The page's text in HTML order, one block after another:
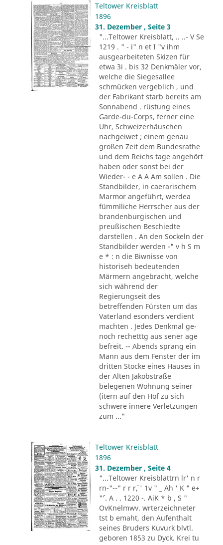
Teltower Kreisblatt
1896
31. Dezember , Seite 3
"...Teltower Kreisblatt, .. ..- V Se
1219 . " - i" n et I "v ihm
ausgearbeiteten Skizen für
etwa 3i . bis 32 Denkmäler vor,
welche die Siegesallee
schmücken vergeblich , und
der Fabrikant starb bereits am
Sonnabend . rüstung eines
Garde-du-Corps, ferner eine
Uhr, Schweizerhäuschen
nachgeiwet ; einem genau
großen Zeit dem Bundesrathe
und dem Reichs tage angehört
haben oder sonst bei der
Wieder- - e A A Am sollen . Die
Standbilder, in caerarischem
Marmor angeführt, werdea
fümmlliche Herrscher aus der
brandenburgischen und
preußischen Beschiedte
darstellen . An den Sockeln der
Standbilder werden -" v h S m
e * : n die Biwnisse von
historiseh bedeutenden
Märmern angebracht, welche
sich während der
Regierungseit des
betreffenden Fürsten um das
Vaterland esonders verdient
machten . Jedes Denkmal ge-
noch rechetttg aus sener age
befreit. -- Abends sprang ein
Mann aus dem Fenster der im
dritten Stocke eines Hauses in
der Alten Jakobstraße
belegenen Wohnung seiner
(itern auf den Hof zu sich
schwere innere Verletzungen
zum ..."
Teltower Kreisblatt
1896
31. Dezember , Seite 4
"...Teltower Kreisblattrn lr' n r
rn-"--" r r r´, ' 1v " _ Ah ' K " e+
"´'. A . . 1220 -. AiK * b , S "
OvKnelmwv. wrterzeichneter
tst b emaht, den Aufenthalt
seines Bruders Kuvurk blvtl.
geboren 1853 zu Dyck. Krei tu